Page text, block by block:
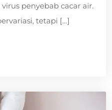
penyebab cacar air.
tetapi […]